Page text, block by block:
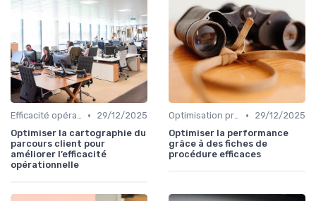
Efficacité opérationnelle •
29/12/2025
Optimiser la cartographie du
parcours client pour
améliorer l’efficacité
opérationnelle
Optimisation processus •
29/12/2025
Optimiser la performance
grâce à des fiches de
procédure efficaces